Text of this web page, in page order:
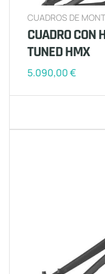
CUADROS DE
CUADRO CON
TUNED HMX
5.090,00€